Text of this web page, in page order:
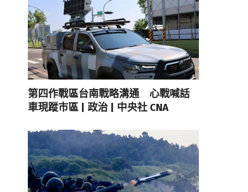
第四作戰區台南戰略溝通 心戰喊話
車現蹤市區 | 政治 | 中央社 CNA